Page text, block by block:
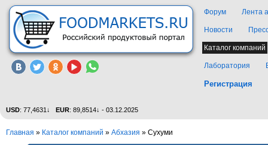
Форум Лента
Новости
Каталог компаний
Лаборатория
Регистрация
USD: 77,4631↓ EUR: 89,8514↓ - 03.12.2025
Главная » Каталог компаний » Абхазия » Сухуми